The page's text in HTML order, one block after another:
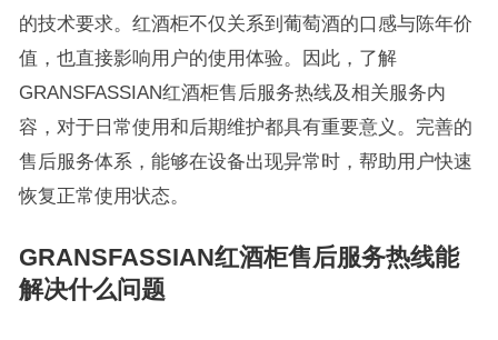
的技术要求。红酒柜不仅关系到葡萄酒的口感与陈年价
值，也直接影响用户的使用体验。因此，了解
GRANSFASSIAN红酒柜售后服务热线及相关服务内
容，对于日常使用和后期维护都具有重要意义。完善的
售后服务体系，能够在设备出现异常时，帮助用户快速
恢复正常使用状态。
GRANSFASSIAN红酒柜售后服务热线能
解决什么问题